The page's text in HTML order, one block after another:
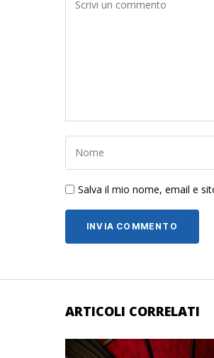
Salva il mio nome, email e
ARTICOLI CORRELATI